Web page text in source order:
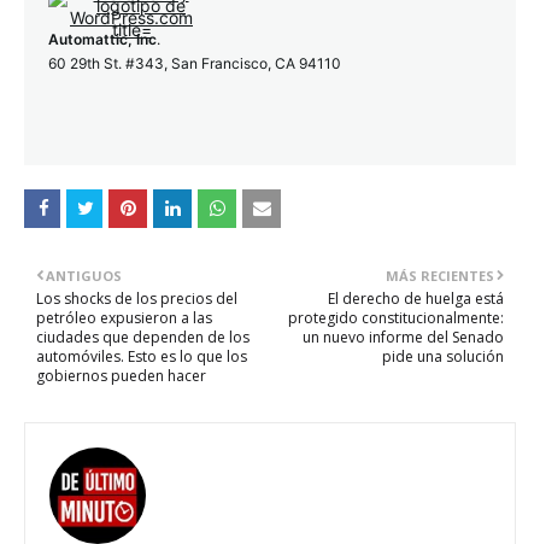
Automattic, Inc.
60 29th St. #343, San Francisco, CA 94110
MÁS RECIENTES
El derecho de huelga está
protegido constitucionalmente:
un nuevo informe del Senado
pide una solución
ANTIGUOS
Los shocks de los precios del
petróleo expusieron a las
ciudades que dependen de los
automóviles. Esto es lo que los
gobiernos pueden hacer